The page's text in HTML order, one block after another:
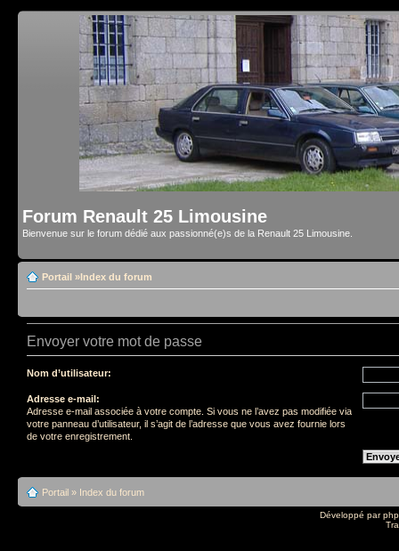
Forum Renault 25 Limousine
Bienvenue sur le forum dédié aux passionné(e)s de la Renault 25 Limousine.
Portail »Index du forum
Envoyer votre mot de passe
Nom d’utilisateur:
Adresse e-mail:
Adresse e-mail associée à votre compte. Si vous ne l’avez pas modifiée via
votre panneau d’utilisateur, il s’agit de l’adresse que vous avez fournie lors
de votre enregistrement.
Portail » Index du forum
Développé par